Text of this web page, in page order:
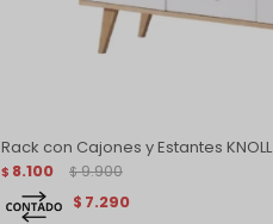
Rack con Cajones y Estantes KNOLL
$ 8.100 $ 9.900
$ 7.290